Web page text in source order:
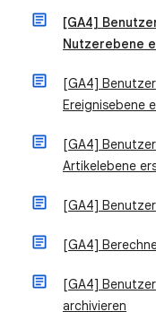
[GA4]
Nutzerebene
[GA4]
Ereignisebene
[GA4]
Artikelebene
[GA4]
[GA4]
[GA4]
archivieren